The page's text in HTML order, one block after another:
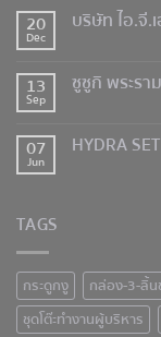
20
Dec
บริษัท ไอ.จี.
13
Sep
ซูซูกิ พระรา
07
Jun
HYDRA SET
TAGS
กระดูกงู กล่อง-3-ลิ้น
ชุดโต๊ะทำงานผู้บริหาร